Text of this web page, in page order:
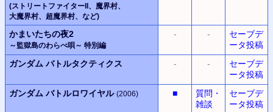
(ストリートファイターII、 魔界村、
大魔界村、 超魔界村、 など)
かまいたちの夜2
～監獄島のわらべ唄～ 特別編
- -
セーブデ
ータ投稿
ガンダム バトルタクティクス
- -
セーブデ
ータ投稿
ガンダム バトルロワイヤル (2006) ■
質問・
雑談
セーブデ
ータ投稿